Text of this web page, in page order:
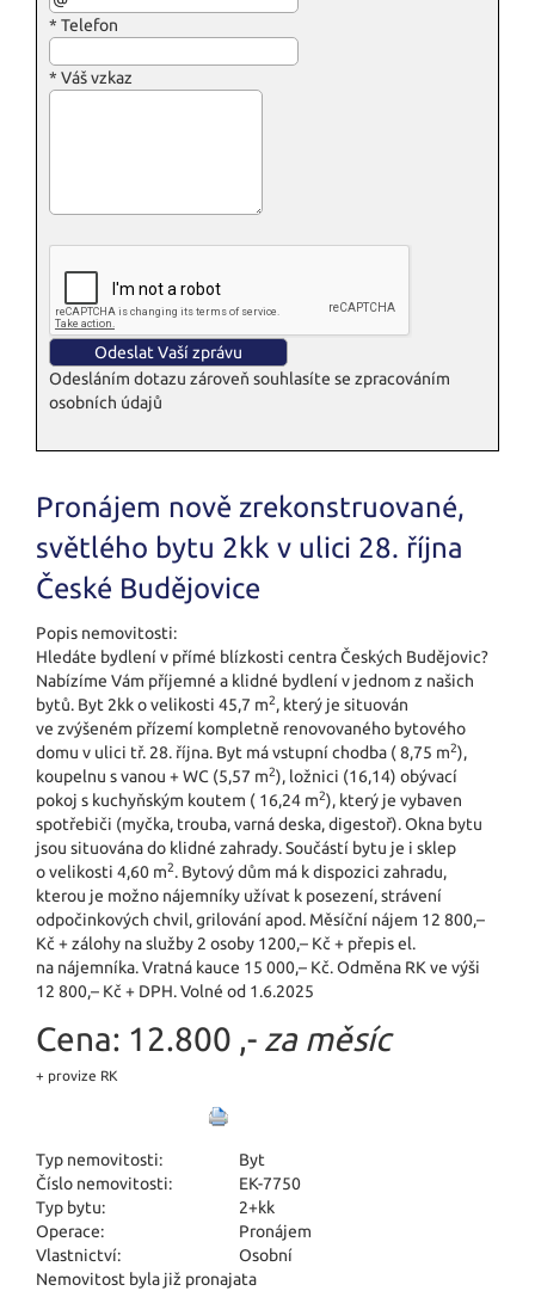
* Telefon
* Váš vzkaz
Odesláním dotazu zároveň souhlasíte se zpracováním
osobních údajů
Pronájem nově zrekonstruované,
světlého bytu 2kk v ulici 28. října
České Budějovice
Popis nemovitosti:
Hledáte bydlení v přímé blízkosti centra Českých Budějovic?
Nabízíme Vám příjemné a klidné bydlení v jednom z našich
bytů. Byt 2kk o velikosti 45,7 m2, který je situován
ve zvýšeném přízemí kompletně renovovaného bytového
domu v ulici tř. 28. října. Byt má vstupní chodba ( 8,75 m2),
koupelnu s vanou + WC (5,57 m2), ložnici (16,14) obývací
pokoj s kuchyňským koutem ( 16,24 m2), který je vybaven
spotřebiči (myčka, trouba, varná deska, digestoř). Okna bytu
jsou situována do klidné zahrady. Součástí bytu je i sklep
o velikosti 4,60 m2. Bytový dům má k dispozici zahradu,
kterou je možno nájemníky užívat k posezení, strávení
odpočinkových chvil, grilování apod. Měsíční nájem 12 800,–
Kč + zálohy na služby 2 osoby 1200,– Kč + přepis el.
na nájemníka. Vratná kauce 15 000,– Kč. Odměna RK ve výši
12 800,– Kč + DPH. Volné od 1.6.2025
Cena: 12.800 ,- za měsíc
+ provize RK
Typ nemovitosti:
Byt
Číslo nemovitosti:
EK-7750
Typ bytu:
2+kk
Operace:
Pronájem
Vlastnictví:
Osobní
Nemovitost byla již pronajata